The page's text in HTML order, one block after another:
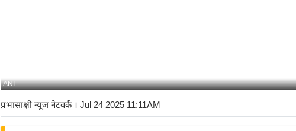
ANI
प्रभासाक्षी न्यूज नेटवर्क। Jul 24 2025 11:11AM